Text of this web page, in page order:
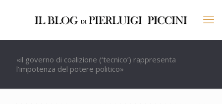
«il governo di coalizione (‘tecnico’) rappresenta
l’impotenza del potere politico»